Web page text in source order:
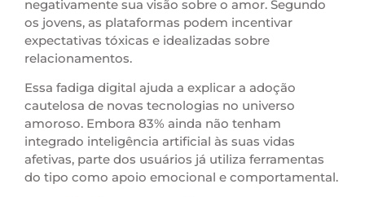
negativamente sua visão sobre o amor. Segundo
os jovens, as plataformas podem incentivar
expectativas tóxicas e idealizadas sobre
relacionamentos.
Essa fadiga digital ajuda a explicar a adoção
cautelosa de novas tecnologias no universo
amoroso. Embora 83% ainda não tenham
integrado inteligência artificial às suas vidas
afetivas, parte dos usuários já utiliza ferramentas
do tipo como apoio emocional e comportamental.